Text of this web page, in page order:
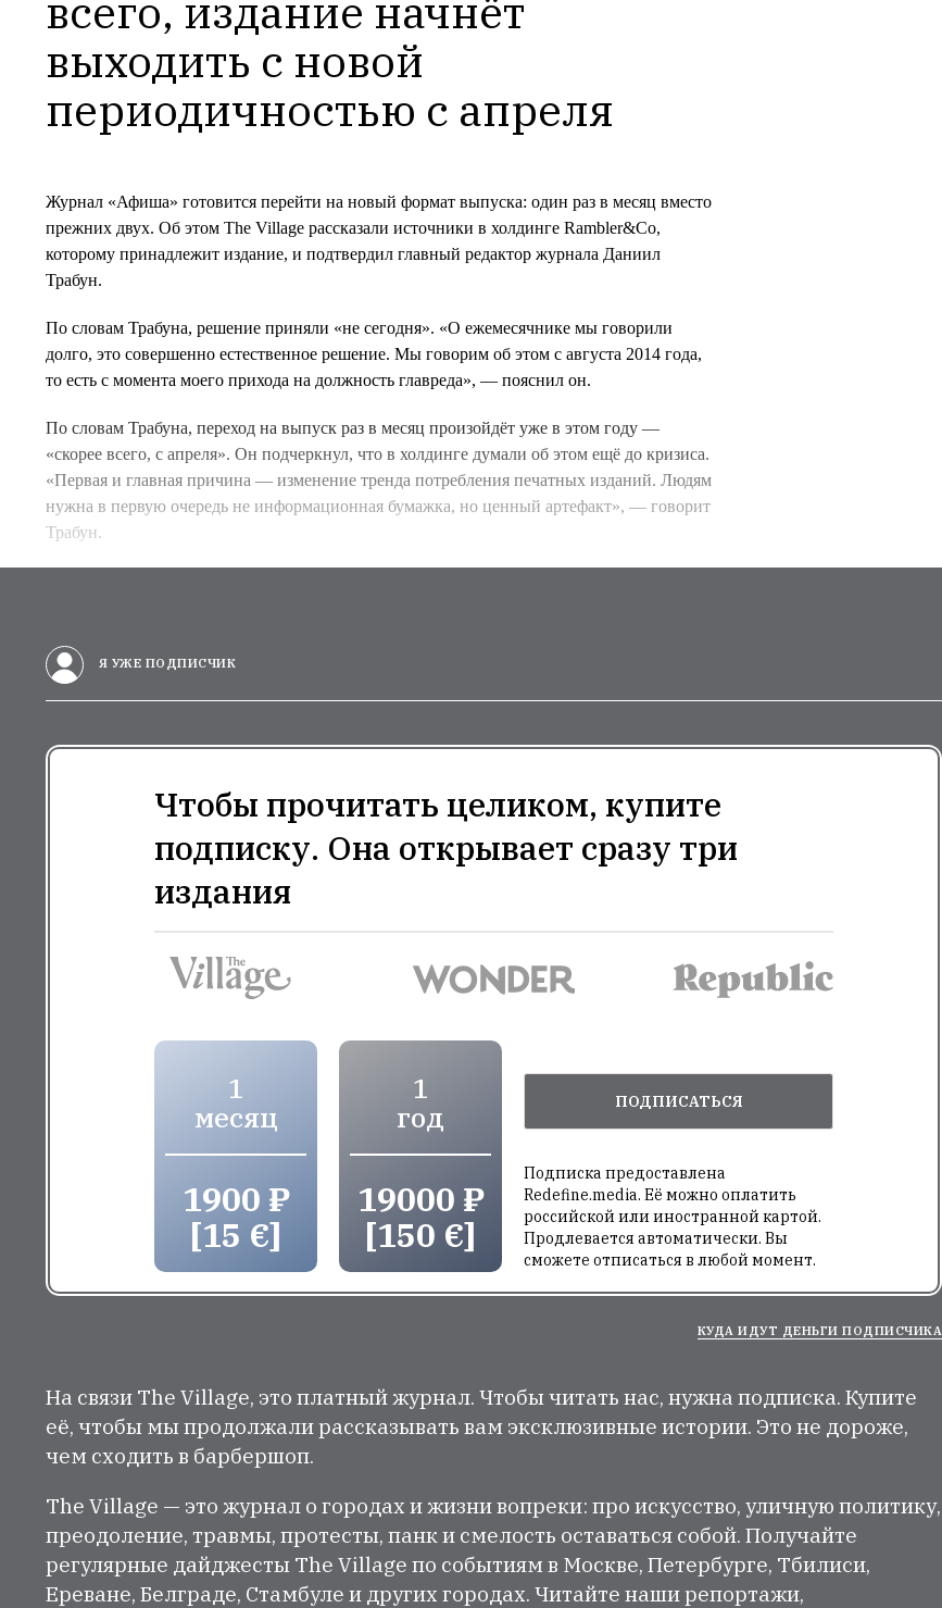
всего, издание начнёт
выходить с новой
периодичностью с апреля
Журнал «Афиша» готовится перейти на новый формат выпуска: один раз в месяц вместо
прежних двух. Об этом The Village рассказали источники в холдинге Rambler&Co,
которому принадлежит издание, и подтвердил главный редактор журнала Даниил
Трабун.
По словам Трабуна, решение приняли «не сегодня». «О ежемесячнике мы говорили
долго, это совершенно естественное решение. Мы говорим об этом с августа 2014 года,
то есть с момента моего прихода на должность главреда», — пояснил он.
По словам Трабуна, переход на выпуск раз в месяц произойдёт уже в этом году —
«скорее всего, с апреля». Он подчеркнул, что в холдинге думали об этом ещё до кризиса.
«Первая и главная причина — изменение тренда потребления печатных изданий. Людям
нужна в первую очередь не информационная бумажка, но ценный артефакт», — говорит
Трабун.
Я УЖЕ ПОДПИСЧИК
Чтобы прочитать целиком, купите
подписку. Она открывает сразу три
издания
1
месяц
1900 ₽
[15 €]
1
год
19000 ₽
[150 €]
ПОДПИСАТЬСЯ
Подписка предоставлена
Redefine.media. Её можно оплатить
российской или иностранной картой.
Продлевается автоматически. Вы
сможете отписаться в любой момент.
КУДА ИДУТ ДЕНЬГИ ПОДПИСЧИКА
На связи The Village, это платный журнал. Чтобы читать нас, нужна подписка. Купите
её, чтобы мы продолжали рассказывать вам эксклюзивные истории. Это не дороже,
чем сходить в барбершоп.
The Village — это журнал о городах и жизни вопреки: про искусство, уличную политику,
преодоление, травмы, протесты, панк и смелость оставаться собой. Получайте
регулярные дайджесты The Village по событиям в Москве, Петербурге, Тбилиси,
Ереване, Белграде, Стамбуле и других городах. Читайте наши репортажи,